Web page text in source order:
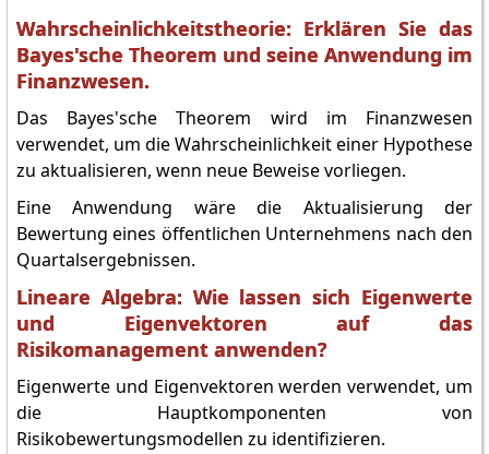
Wahrscheinlichkeitstheorie: Erklären Sie das
Bayes'sche Theorem und seine Anwendung im
Finanzwesen.
Das Bayes'sche Theorem wird im Finanzwesen
verwendet, um die Wahrscheinlichkeit einer Hypothese
zu aktualisieren, wenn neue Beweise vorliegen.
Eine Anwendung wäre die Aktualisierung der
Bewertung eines öffentlichen Unternehmens nach den
Quartalsergebnissen.
Lineare Algebra: Wie lassen sich Eigenwerte
und Eigenvektoren auf das
Risikomanagement anwenden?
Eigenwerte und Eigenvektoren werden verwendet, um
die Hauptkomponenten von
Risikobewertungsmodellen zu identifizieren.